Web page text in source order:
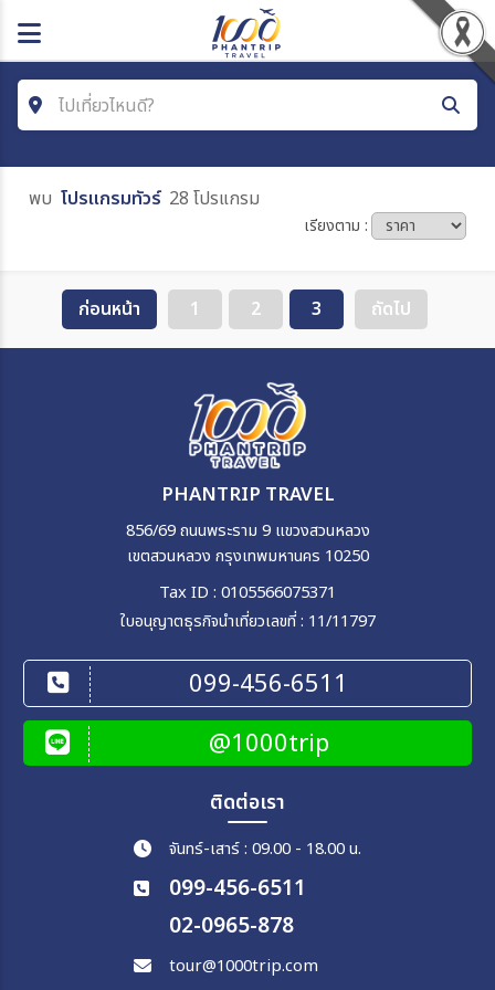
ไปเที่ยวไหนดี?
ค้นหาโปรแกรมทัวร์
ประเทศ
เฉพาะเดือน
ระหว่าง
ค้นหา
พบ โปรแกรมทัวร์ 28 โปรแกรม
เรียงตาม :
ก่อนหน้า 1 2 3 ถัดไป
PHANTRIP TRAVEL
856/69 ถนนพระราม 9 แขวงสวนหลวง
เขตสวนหลวง กรุงเทพมหานคร 10250
Tax ID : 0105566075371
ใบอนุญาตธุรกิจนำเที่ยวเลขที่ : 11/11797
099-456-6511
@1000trip
ติดต่อเรา
จันทร์-เสาร์ : 09.00 - 18.00 น.
099-456-6511
02-0965-878
tour@1000trip.com